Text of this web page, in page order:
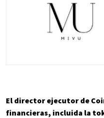
El director ejecutor de
financieras, incluida la